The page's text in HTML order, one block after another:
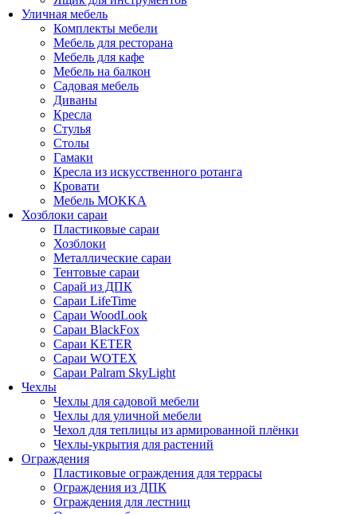
Уличная мебель
Комплекты мебели
Мебель для ресторана
Мебель для кафе
Мебель на балкон
Садовая мебель
Диваны
Кресла
Стулья
Столы
Гамаки
Кресла из искусственного ротанга
Кровати
Мебель MOKKA
Хозблоки сараи
Пластиковые сараи
Хозблоки
Металлические сараи
Тентовые сараи
Сарай из ДПК
Cараи LifeTime
Cараи WoodLook
Сараи BlackFox
Сараи KETER
Сараи WOTEX
Сараи Palram SkyLight
Чехлы
Чехлы для садовой мебели
Чехлы для уличной мебели
Чехол для теплицы из армированной плёнки
Чехлы-укрытия для растений
Ограждения
Пластиковые ограждения для террасы
Ограждения из ДПК
Ограждения для лестниц